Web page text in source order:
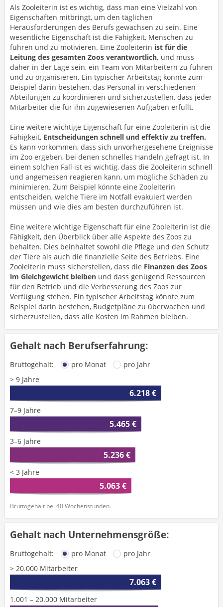
Als Zooleiterin ist es wichtig, dass man eine Vielzahl von
Eigenschaften mitbringt, um den täglichen
Herausforderungen des Berufs gewachsen zu sein. Eine
wesentliche Eigenschaft ist die Fähigkeit, Menschen zu
führen und zu motivieren. Eine Zooleiterin ist für die
Leitung des gesamten Zoos verantwortlich, und muss
daher in der Lage sein, ein Team von Mitarbeitern zu führen
und zu organisieren. Ein typischer Arbeitstag könnte zum
Beispiel darin bestehen, das Personal in verschiedenen
Abteilungen zu koordinieren und sicherzustellen, dass jeder
Mitarbeiter die für ihn zugewiesenen Aufgaben erfüllt.
Eine weitere wichtige Eigenschaft für eine Zooleiterin ist die
Fähigkeit, Entscheidungen schnell und effektiv zu treffen.
Es kann vorkommen, dass sich unvorhergesehene Ereignisse
im Zoo ergeben, bei denen schnelles Handeln gefragt ist. In
einem solchen Fall ist es wichtig, dass die Zooleiterin schnell
und angemessen reagieren kann, um mögliche Schäden zu
minimieren. Zum Beispiel könnte eine Zooleiterin
entscheiden, welche Tiere im Notfall evakuiert werden
müssen und wie dies am besten durchzuführen ist.
Eine weitere wichtige Eigenschaft für eine Zooleiterin ist die
Fähigkeit, den Überblick über alle Aspekte des Zoos zu
behalten. Dies beinhaltet sowohl die Pflege und den Schutz
der Tiere als auch die finanzielle Seite des Betriebs. Eine
Zooleiterin muss sicherstellen, dass die Finanzen des Zoos
im Gleichgewicht bleiben und dass genügend Ressourcen
für den Betrieb und die Verbesserung des Zoos zur
Verfügung stehen. Ein typischer Arbeitstag könnte zum
Beispiel darin bestehen, Budgetpläne zu überwachen und
sicherzustellen, dass alle Kosten im Rahmen bleiben.
Gehalt nach Berufserfahrung:
Bruttogehalt: pro Monat
pro Jahr
> 9 Jahre
6.218 €
7–9 Jahre
5.465 €
3–6 Jahre
5.236 €
< 3 Jahre
5.063 €
Bruttogehalt bei 40 Wochenstunden.
Gehalt nach Unternehmensgröße:
Bruttogehalt: pro Monat
pro Jahr
> 20.000 Mitarbeiter
7.063 €
1.001 – 20.000 Mitarbeiter